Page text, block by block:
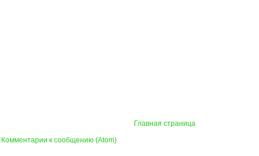
Главная страница
Комментарии к сообщению (Atom)